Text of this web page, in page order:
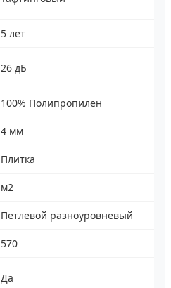
5 лет
26 дБ
100% Полипропилен
4 мм
Плитка
м2
Петлевой разноуровневый
570
Да